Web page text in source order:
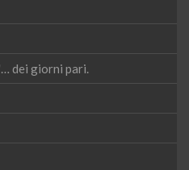
dei giorni pari.